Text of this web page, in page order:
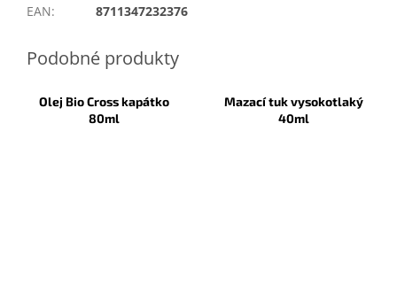
EAN: 8711347232376
Olej Bio Cross kapátko
80ml
Mazací tuk vysokotlaký
40ml